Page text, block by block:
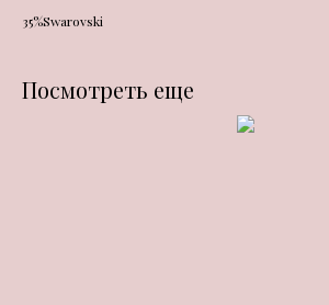
35%Swarovski
Посмотреть еще